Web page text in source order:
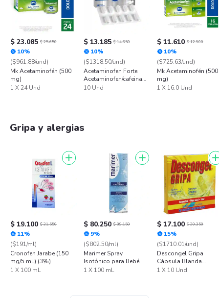
$ 23.085 $ 25.650
10%
($961.88/und)
Mk Acetaminofén (500
mg)
1 X 24 Und
$ 13.185 $ 14.650
10%
($1318.50/und)
Acetaminofen Forte
Acetaminofen/cafeina
500/65 Mg
10 Und
$ 11.610 $ 12.900
10%
($725.63/und)
Mk Acetaminofén (500
mg)
1 X 16.0 Und
Gripa y alergias
$ 19.100 $ 21.550
11%
($191/ml)
Cronofen Jarabe (150
mg/5 mL) (3%)
1 X 100 mL
$ 80.250 $ 89.150
9%
($802.50/ml)
Marimer Spray
Isotónico para Bebé
1 X 100 mL
$ 17.100 $ 20.350
15%
($1710.01/und)
Descongel Gripa
Cápsula Blanda
Gelatina
1 X 10 Und